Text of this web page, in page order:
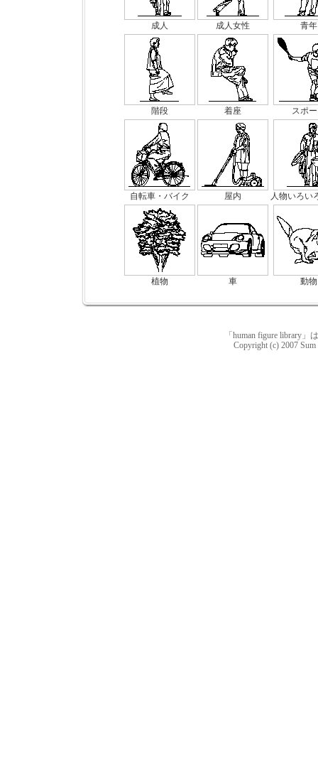
成人 成人女性 青年
階段 着座 スポ
自転車・バイク 屋内 人物いろい
植物 車 動物
「human figure library
Copyright (c) 2007